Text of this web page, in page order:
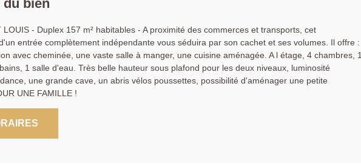
bien
LOUIS - Duplex 157 m² habitables - A proximité des commerces et transports, cet
entrée complètement indépendante vous séduira par son cachet et ses volumes. Il offre :
avec cheminée, une vaste salle à manger, une cuisine aménagée. A l étage, 4 chambres, 1
1 salle d'eau. Très belle hauteur sous plafond pour les deux niveaux, luminosité
une grande cave, un abris vélos poussettes, possibilité d'aménager une petite
UNE FAMILLE !